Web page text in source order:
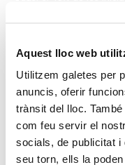
Aquest lloc web
Utilitzem galetes per
anuncis, oferir
trànsit del lloc.
com feu servir el
socials, de publicitat i
seu torn, ells la
Finalment, s’han
d’empreses de base
noves tecnologies, la
únicament de forma
dessetena edició del